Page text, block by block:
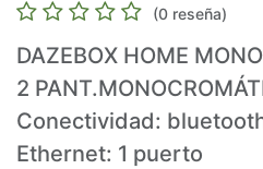
(0 reseña)
DAZEBOX HOME
2
Conectividad:
Ethernet: 1 puerto